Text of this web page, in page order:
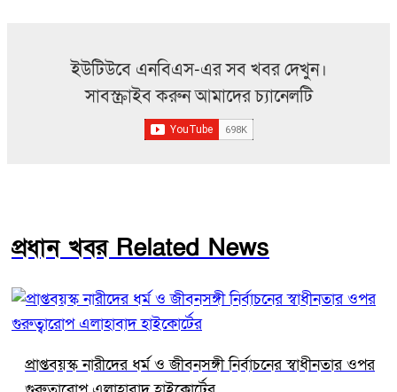
ইউটিউবে এনবিএস-এর সব খবর দেখুন।
সাবস্ক্রাইব করুন আমাদের চ্যানেলটি
প্রধান খবর Related News
প্রাপ্তবয়স্ক নারীদের ধর্ম ও জীবনসঙ্গী নির্বাচনের স্বাধীনতার ওপর